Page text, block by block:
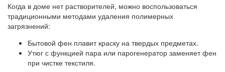
Когда в доме нет растворителей, можно воспользоваться
традиционными методами удаления полимерных
загрязнений:
Бытовой фен плавит краску на твердых предметах.
Утюг с функцией пара или парогенератор заменяет фен
при чистке текстиля.